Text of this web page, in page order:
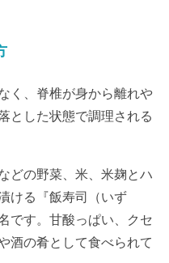
く、脊椎が身から離れや
とした状態で調理される
どの野菜、米、米麹とハ
ける『飯寿司（いず
です。甘酸っぱい、クセ
酒の肴として食べられて